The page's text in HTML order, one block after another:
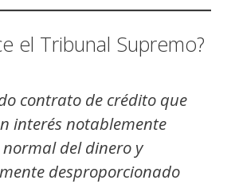
el Tribunal Supremo?
contrato de crédito que
interés notablemente
del dinero y
desproporcionado